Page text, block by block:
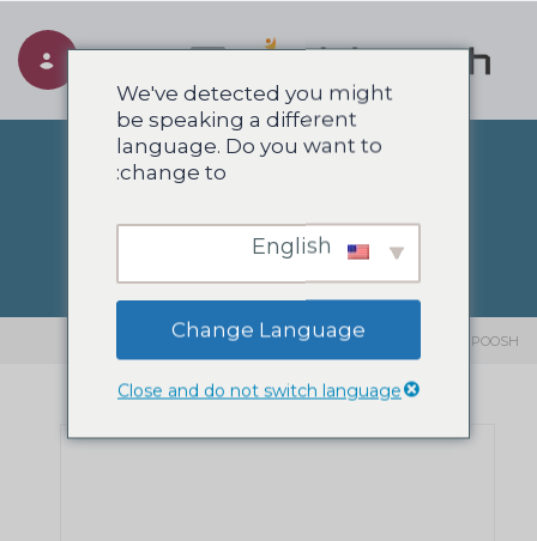
Toggle navigation
مهاجرت
SIAHPOOSH
We've detected you might
be speaking a different
language. Do you want to
change to:
Change Language
Close and do not switch language